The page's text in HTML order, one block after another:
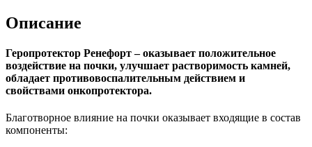
Описание
Геропротектор Ренефорт– оказывает положительное
воздействие на почки, улучшает растворимость камней,
обладает противовоспалительным действием и
свойствами онкопротектора.
Благотворное влияние на почки оказывает входящие в состав
компоненты: